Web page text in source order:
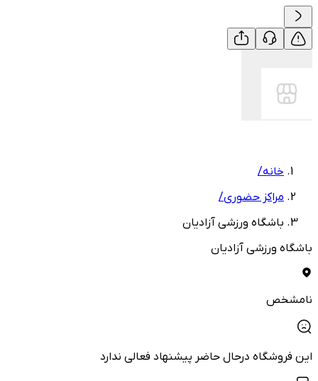
خانه/
مراکز حضوری/
باشگاه ورزشی آزادیان
باشگاه ورزشی آزادیان
نامشخص
این فروشگاه درحال حاضر پیشنهاد فعالی ندارد